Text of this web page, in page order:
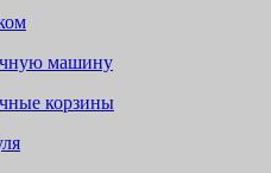
машину
корзины